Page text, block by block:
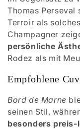
Thomas Perseval
Terroir als
Champagner
persönliche
Rodez als mit
Empfohlene
Bord de Marne
seinen Stil,
besonders